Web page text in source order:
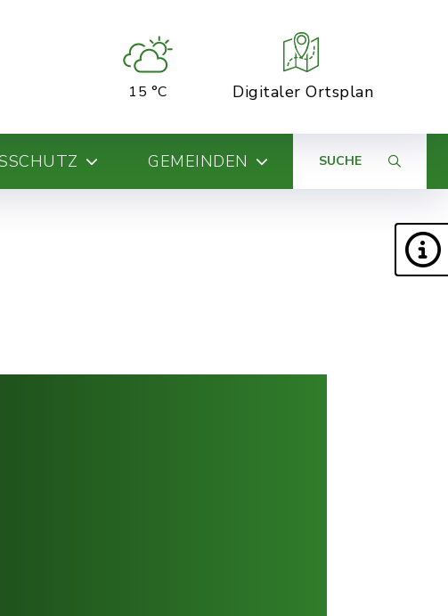
15 °C Digitaler Ortsplan
GEMEINDEN SUCHE